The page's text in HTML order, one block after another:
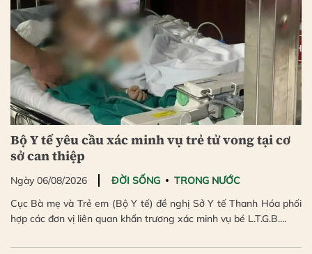
Bộ Y tế yêu cầu xác minh vụ trẻ tử vong tại cơ
sở can thiệp
Ngày 06/08/2026 ĐỜI SỐNG
TRONG NƯỚC
Cục Bà mẹ và Trẻ em (Bộ Y tế) đề nghị Sở Y tế Thanh Hóa phối
hợp các đơn vị liên quan khẩn trương xác minh vụ bé L.T.G.B.…